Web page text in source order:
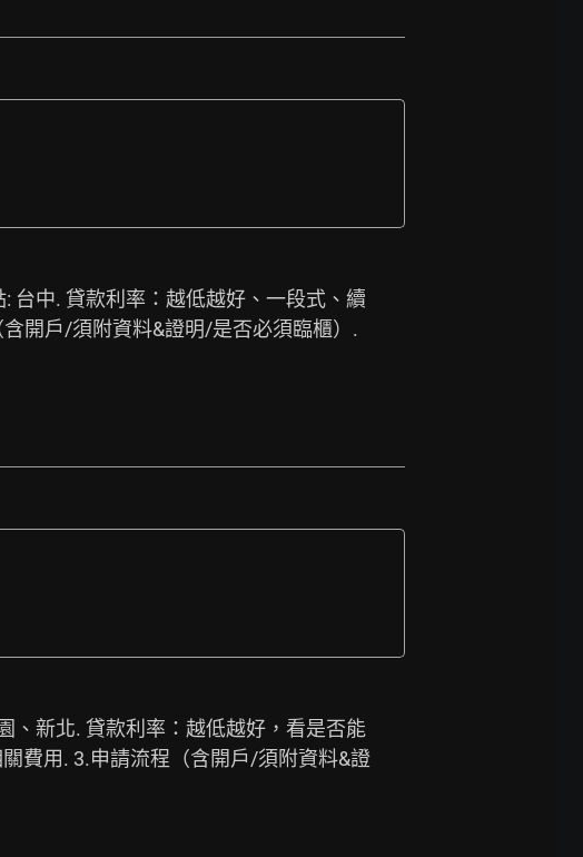
台中. 貸款利率：越低越好、一段式、續
開戶/須附資料&證明/是否必須臨櫃）.
、新北. 貸款利率：越低越好，看是否能
費用. 3.申請流程（含開戶/須附資料&證